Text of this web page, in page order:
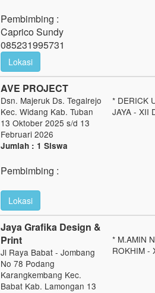
Pembimbing :
Caprico Sundy
085231995731
Lokasi
AVE PROJECT
Dsn. Majeruk Ds. Tegalrejo
Kec. Widang Kab. Tuban
13 Oktober 2025 s/d 13
Februari 2026
Jumlah : 1 Siswa
Pembimbing :
Lokasi
* DERICK
JAYA - XII
Jaya Grafika Design &
Print
Jl Raya Babat - Jombang
No 78 Podang
Karangkembang Kec.
Babat Kab. Lamongan 13
* M.AMIN
ROKHIM -